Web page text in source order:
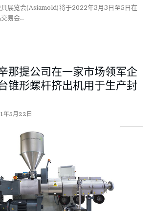
具展览会(Asiamold)将于2022年3月3日至5日在
易会…
那提公司在一家市场领军企
锥形螺杆挤出机用于生产封
年5月22日